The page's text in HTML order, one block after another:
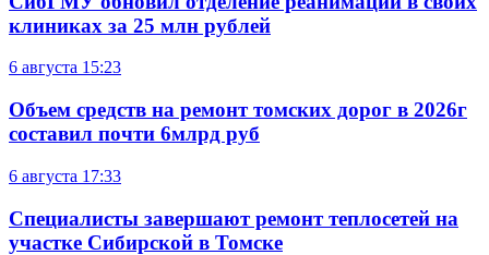
клиниках за 25 млн рублей
6 августа 15:23
Объем средств на ремонт томских дорог в 2026г
составил почти 6млрд руб
6 августа 17:33
Специалисты завершают ремонт теплосетей на
участке Сибирской в Томске